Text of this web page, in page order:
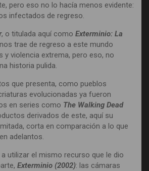
pero eso no lo hacía menos evidente:
infectados de regreso.
, o titulada aquí como Exterminio: La
trae de regreso a este mundo
y violencia extrema, pero eso, no
historia pulida.
que presenta, como pueblos
evolucionadas ya fueron
en series como The Walking Dead
derivados de este, aquí su
corta en comparación a lo que
adelantos.
a utilizar el mismo recurso que le dio
Exterminio (2002): las cámaras